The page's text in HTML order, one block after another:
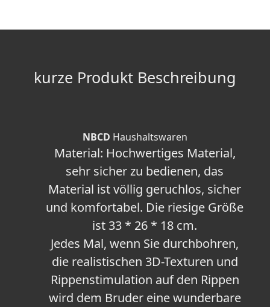
kurze Produkt Beschreibung
NBCD Haushaltswaren
Material: Hochwertiges Material,
sehr sicher zu bedienen, das
Material ist völlig geruchlos, sicher
und komfortabel. Die riesige Größe
ist 33 * 26 * 18 cm.
Jedes Mal, wenn Sie durchbohren,
die realistischen 3D-Texturen und
Rippenstimulation auf den Rippen
wird dem Bruder eine wunderbare